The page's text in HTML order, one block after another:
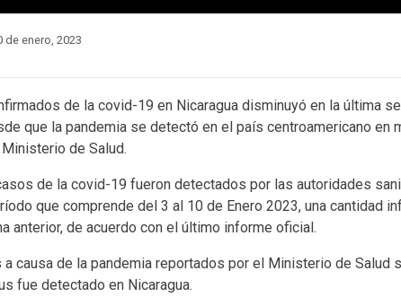
de enero, 2023
de la covid-19 en Nicaragua disminuyó en la última
que la pandemia se detectó en el país centroamericano en
de Salud.
de la covid-19 fueron detectados por las autoridades
que comprende del 3 al 10 de Enero 2023, una cantidad
anterior, de acuerdo con el último informe oficial.
a causa de la pandemia reportados por el Ministerio de Salud
fue detectado en Nicaragua.